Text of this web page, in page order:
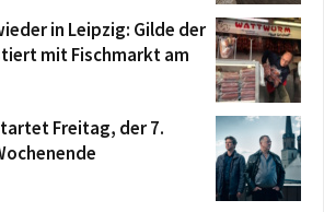
in Leipzig: Gilde der
mit Fischmarkt am
Freitag, der 7.